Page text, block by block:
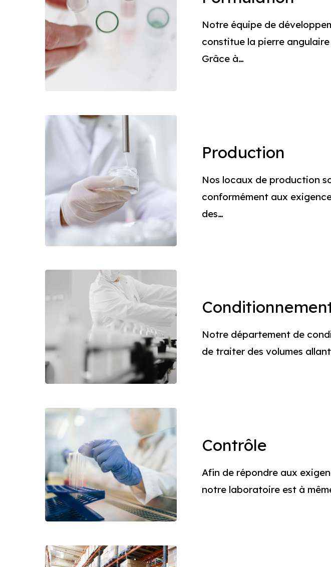
Notre équipe de
constitue la pierre
Grâce à…
Production
Nos locaux de production
conformément aux
des…
Notre département de
de traiter des volumes
Contrôle
Afin de répondre aux
notre laboratoire est à